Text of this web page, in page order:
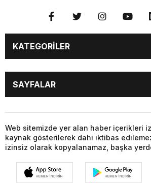
KATEGORİLER
GÜNDEM
SEKTÖR
DÜNYA
EKONOMİ
SPOR
SAYFALAR
DÜNYA
SİYASET
EKONOMİ
SPOR
Web sitemizde yer alan haber içerikleri
kaynak gösterilerek dahi iktibas
izinsiz olarak kopyalanamaz, başka